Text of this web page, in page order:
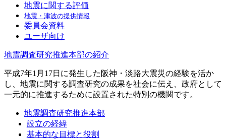
地震に関する評価
地震・津波の提供情報
委員会資料
ユーザ向け
地震調査研究推進本部の紹介
平成7年1月17日に発生した阪神・淡路大震災の経験を活か
し、地震に関する調査研究の成果を社会に伝え、政府として
一元的に推進するために設置された特別の機関です。
地震調査研究推進本部
設立の経緯
基本的な目標と役割